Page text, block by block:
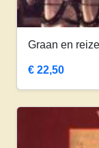
Graan en
€ 22,50